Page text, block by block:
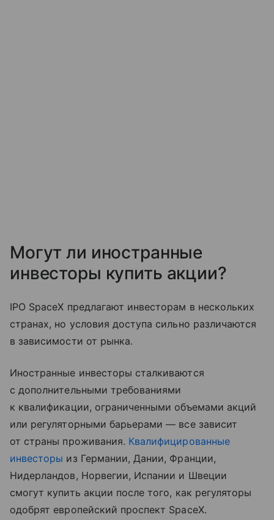
Могут ли иностранные
инвесторы купить акции?
IPO SpaceX предлагают инвесторам в нескольких
странах, но условия доступа сильно различаются
в зависимости от рынка.
Иностранные инвесторы сталкиваются
с дополнительными требованиями
к квалификации, ограниченными объемами акций
или регуляторными барьерами — все зависит
от страны проживания. Квалифицированные
инвесторы из Германии, Дании, Франции,
Нидерландов, Норвегии, Испании и Швеции
смогут купить акции после того, как регуляторы
одобрят европейский проспект SpaceX.